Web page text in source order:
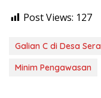
Post Views: 127
Galian C di Desa
Minim Pengawasan